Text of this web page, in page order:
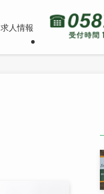
求人情報